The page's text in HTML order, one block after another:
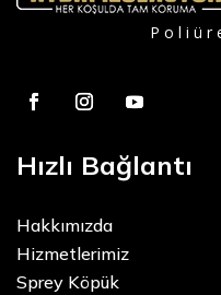
Hızlı Bağlantı
Hakkımızda
Hizmetlerimiz
Sprey Köpük